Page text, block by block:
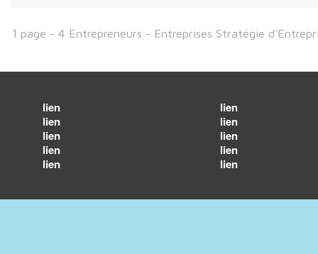
1 page - 4 Entrepreneurs - Entreprises Stratégie
lien
lien
lien
lien
lien
lien
lien
lien
lien
lien